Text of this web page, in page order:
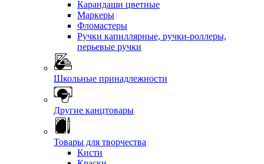
Карандаши цветные
Маркеры
Фломастеры
Ручки капиллярные, ручки-роллеры,
перьевые ручки
Школьные принадлежности
Другие канцтовары
Товары для творчества
Кисти